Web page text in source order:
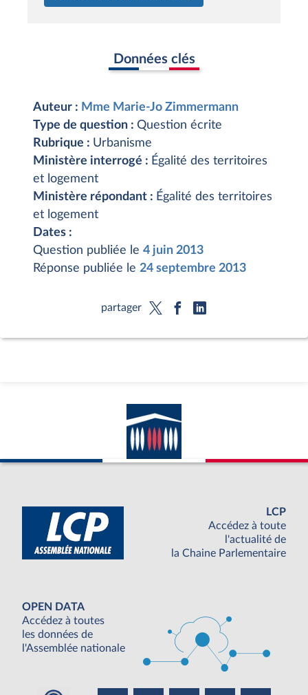
Données clés
Auteur : Mme Marie-Jo Zimmermann
Type de question : Question écrite
Rubrique : Urbanisme
Ministère interrogé : Égalité des territoires
et logement
Ministère répondant : Égalité des territoires
et logement
Dates :
Question publiée le 4 juin 2013
Réponse publiée le 24 septembre 2013
partager
LCP
Accédez à toute
l'actualité de
la Chaine Parlementaire
OPEN DATA
Accédez à toutes
les données de
l'Assemblée nationale